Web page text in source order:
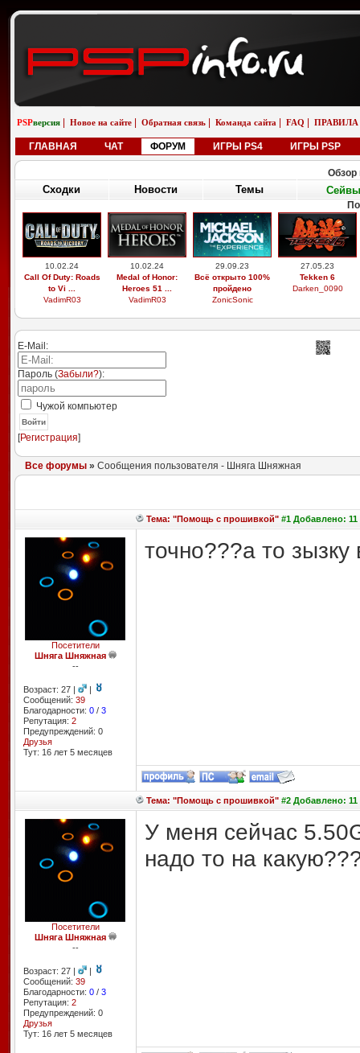
PSPверсия Новое на сайте Обратная связь Команда сайта FAQ ПРАВИЛА
ГЛАВНАЯ ЧАТ ФОРУМ ИГРЫ PS4 ИГРЫ PSP
Обзор
Сходки Новости Темы Сейвы
10.02.24
Call Of Duty: Roads
to Vi ...
VadimR03
10.02.24
Medal of Honor:
Heroes 51 ...
VadimR03
29.09.23
Всё открыто 100%
пройдено
ZonicSonic
27.05.23
Tekken 6
Darken_0090
E-Mail:
Пароль (Забыли?):
Чужой компьютер
Войти
[Регистрация]
Все форумы» Сообщения пользователя - Шняга Шняжная
Тема: "Помощь с прошивкой"#1 Добавлено: 11
Посетители
Шняга Шняжная
--
Возраст: 27 |
|
Сообщений: 39
Благодарности: 0/ 3
Репутация: 2
Предупреждений: 0
Друзья
Тут: 16 лет 5 месяцев
точно???а то
Тема: "Помощь с прошивкой"#2 Добавлено: 11
Посетители
Шняга Шняжная
--
Возраст: 27 |
|
Сообщений: 39
Благодарности: 0/ 3
Репутация: 2
Предупреждений: 0
Друзья
Тут: 16 лет 5 месяцев
У меня сейчас
надо то на